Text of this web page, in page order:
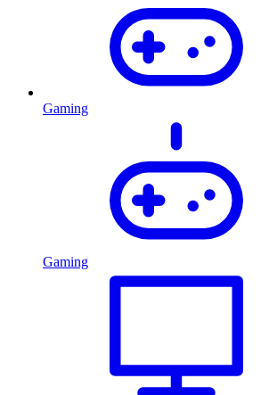
Gaming
Gaming